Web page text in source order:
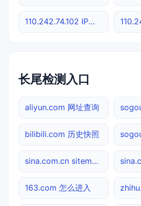
110.242.74.102 IP反查
长尾检测入口
aliyun.com 网址查询
bilibili.com 历史快照
sina.com.cn sitemap.xml检测
163.com 怎么进入